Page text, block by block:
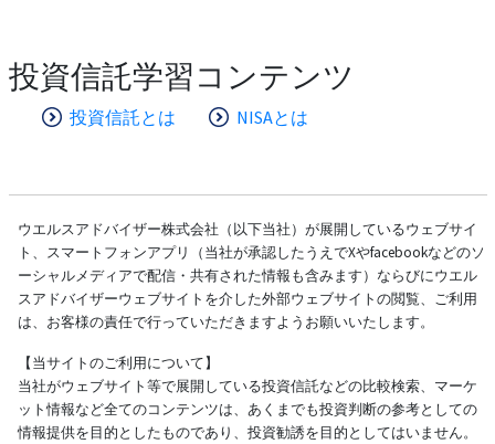
投資信託学習コンテンツ
投資信託とは NISAとは
ウエルスアドバイザー株式会社（以下当社）が展開しているウェブサイ
ト、スマートフォンアプリ（当社が承認したうえでXやfacebookなどのソ
ーシャルメディアで配信・共有された情報も含みます）ならびにウエル
スアドバイザーウェブサイトを介した外部ウェブサイトの閲覧、ご利用
は、お客様の責任で行っていただきますようお願いいたします。
【当サイトのご利用について】
当社がウェブサイト等で展開している投資信託などの比較検索、マーケ
ット情報など全てのコンテンツは、あくまでも投資判断の参考としての
情報提供を目的としたものであり、投資勧誘を目的としてはいません。